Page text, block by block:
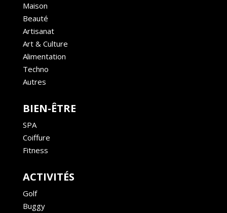
Maison
Beauté
Artisanat
Art & Culture
Alimentation
Techno
Autres
BIEN-ÊTRE
SPA
Coiffure
Fitness
ACTIVITÉS
Golf
Buggy